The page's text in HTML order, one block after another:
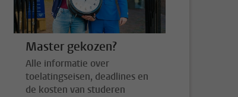
Master gekozen?
Alle informatie over
toelatingseisen, deadlines en
de kosten van studeren